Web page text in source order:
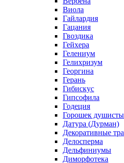
Виола
Гайлардия
Гацания
Гвоздика
Гейхера
Гелениум
Гелихризум
Георгина
Герань
Гибискус
Гипсофила
Годеция
Горошек
Датура (Дурман)
Декоративные
Делосперма
Дельфиниумы
Диморфотека